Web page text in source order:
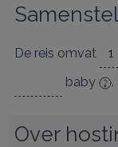
De reis omvat
baby
.
Over